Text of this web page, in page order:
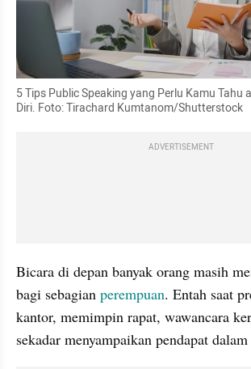
5 Tips Public Speaking yang Perlu Kamu Tahu
Diri. Foto: Tirachard Kumtanom/Shutterstock
ADVERTISEMENT
Bicara di depan banyak orang masih
bagi sebagian perempuan. Entah saat
kantor, memimpin rapat, wawancara
sekadar menyampaikan pendapat